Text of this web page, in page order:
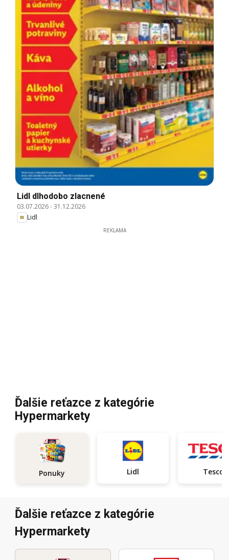
Lidl dlhodobo zlacnené
03.07.2026-31.12.2026
Lidl
REKLAMA
Ďalšie reťazce z kategórie
Hypermarkety
Ponuky Lidl Tesco
Ďalšie reťazce z kategórie
Hypermarkety